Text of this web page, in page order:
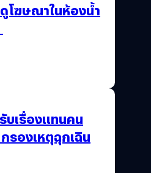
โฆษณาในห้องน้ำ
บเรื่องแทนคน
รองเหตุฉุกเฉิน